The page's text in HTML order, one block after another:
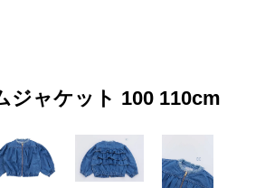
ャケット 100 110cm